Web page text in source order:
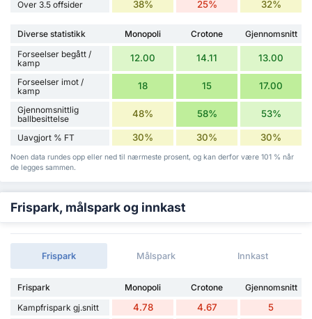
Over 3.5 offsider 38% 25% 32%
Diverse statistikk Monopoli Crotone
Gjennomsnitt
Forseelser begått /
kamp
12.00 14.11 13.00
Forseelser imot /
kamp
18 15 17.00
Gjennomsnittlig
ballbesittelse
48% 58% 53%
Uavgjort % FT 30% 30% 30%
Noen data rundes opp eller ned til nærmeste prosent, og kan derfor være 101 % når
de legges sammen.
Frispark, målspark og innkast
Frispark Målspark Innkast
Frispark Monopoli Crotone
Gjennomsnitt
Kampfrispark gj.snitt
4.78 4.67 5